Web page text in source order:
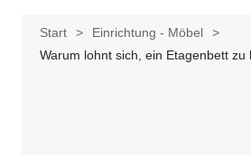
Start
Einrichtung - Möbel
Warum lohnt sich, ein Etagenbett zu